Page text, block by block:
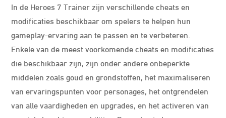
In de Heroes 7 Trainer zijn verschillende cheats en
modificaties beschikbaar om spelers te helpen hun
gameplay-ervaring aan te passen en te verbeteren.
Enkele van de meest voorkomende cheats en modificaties
die beschikbaar zijn, zijn onder andere onbeperkte
middelen zoals goud en grondstoffen, het maximaliseren
van ervaringspunten voor personages, het ontgrendelen
van alle vaardigheden en upgrades, en het activeren van